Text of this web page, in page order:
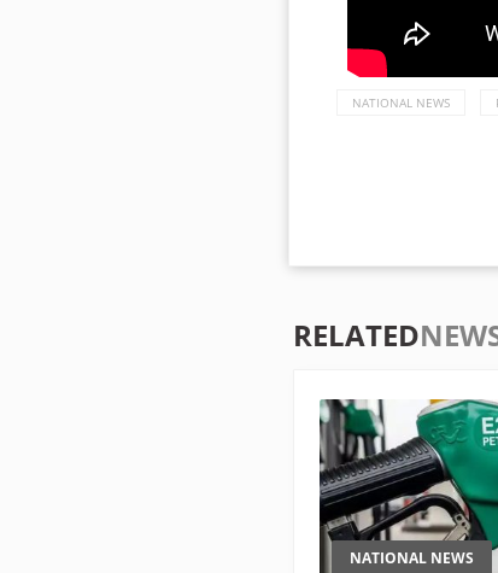
NATIONAL NEWS
RELATED
NATIONAL NEWS